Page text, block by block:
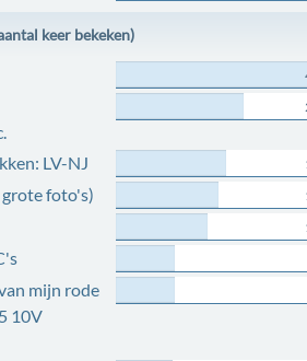
keer bekeken)
LV-NJ
grote foto's)
mijn rode
10V